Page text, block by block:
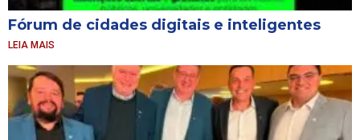
Fórum de cidades digitais e inteligentes
LEIA MAIS